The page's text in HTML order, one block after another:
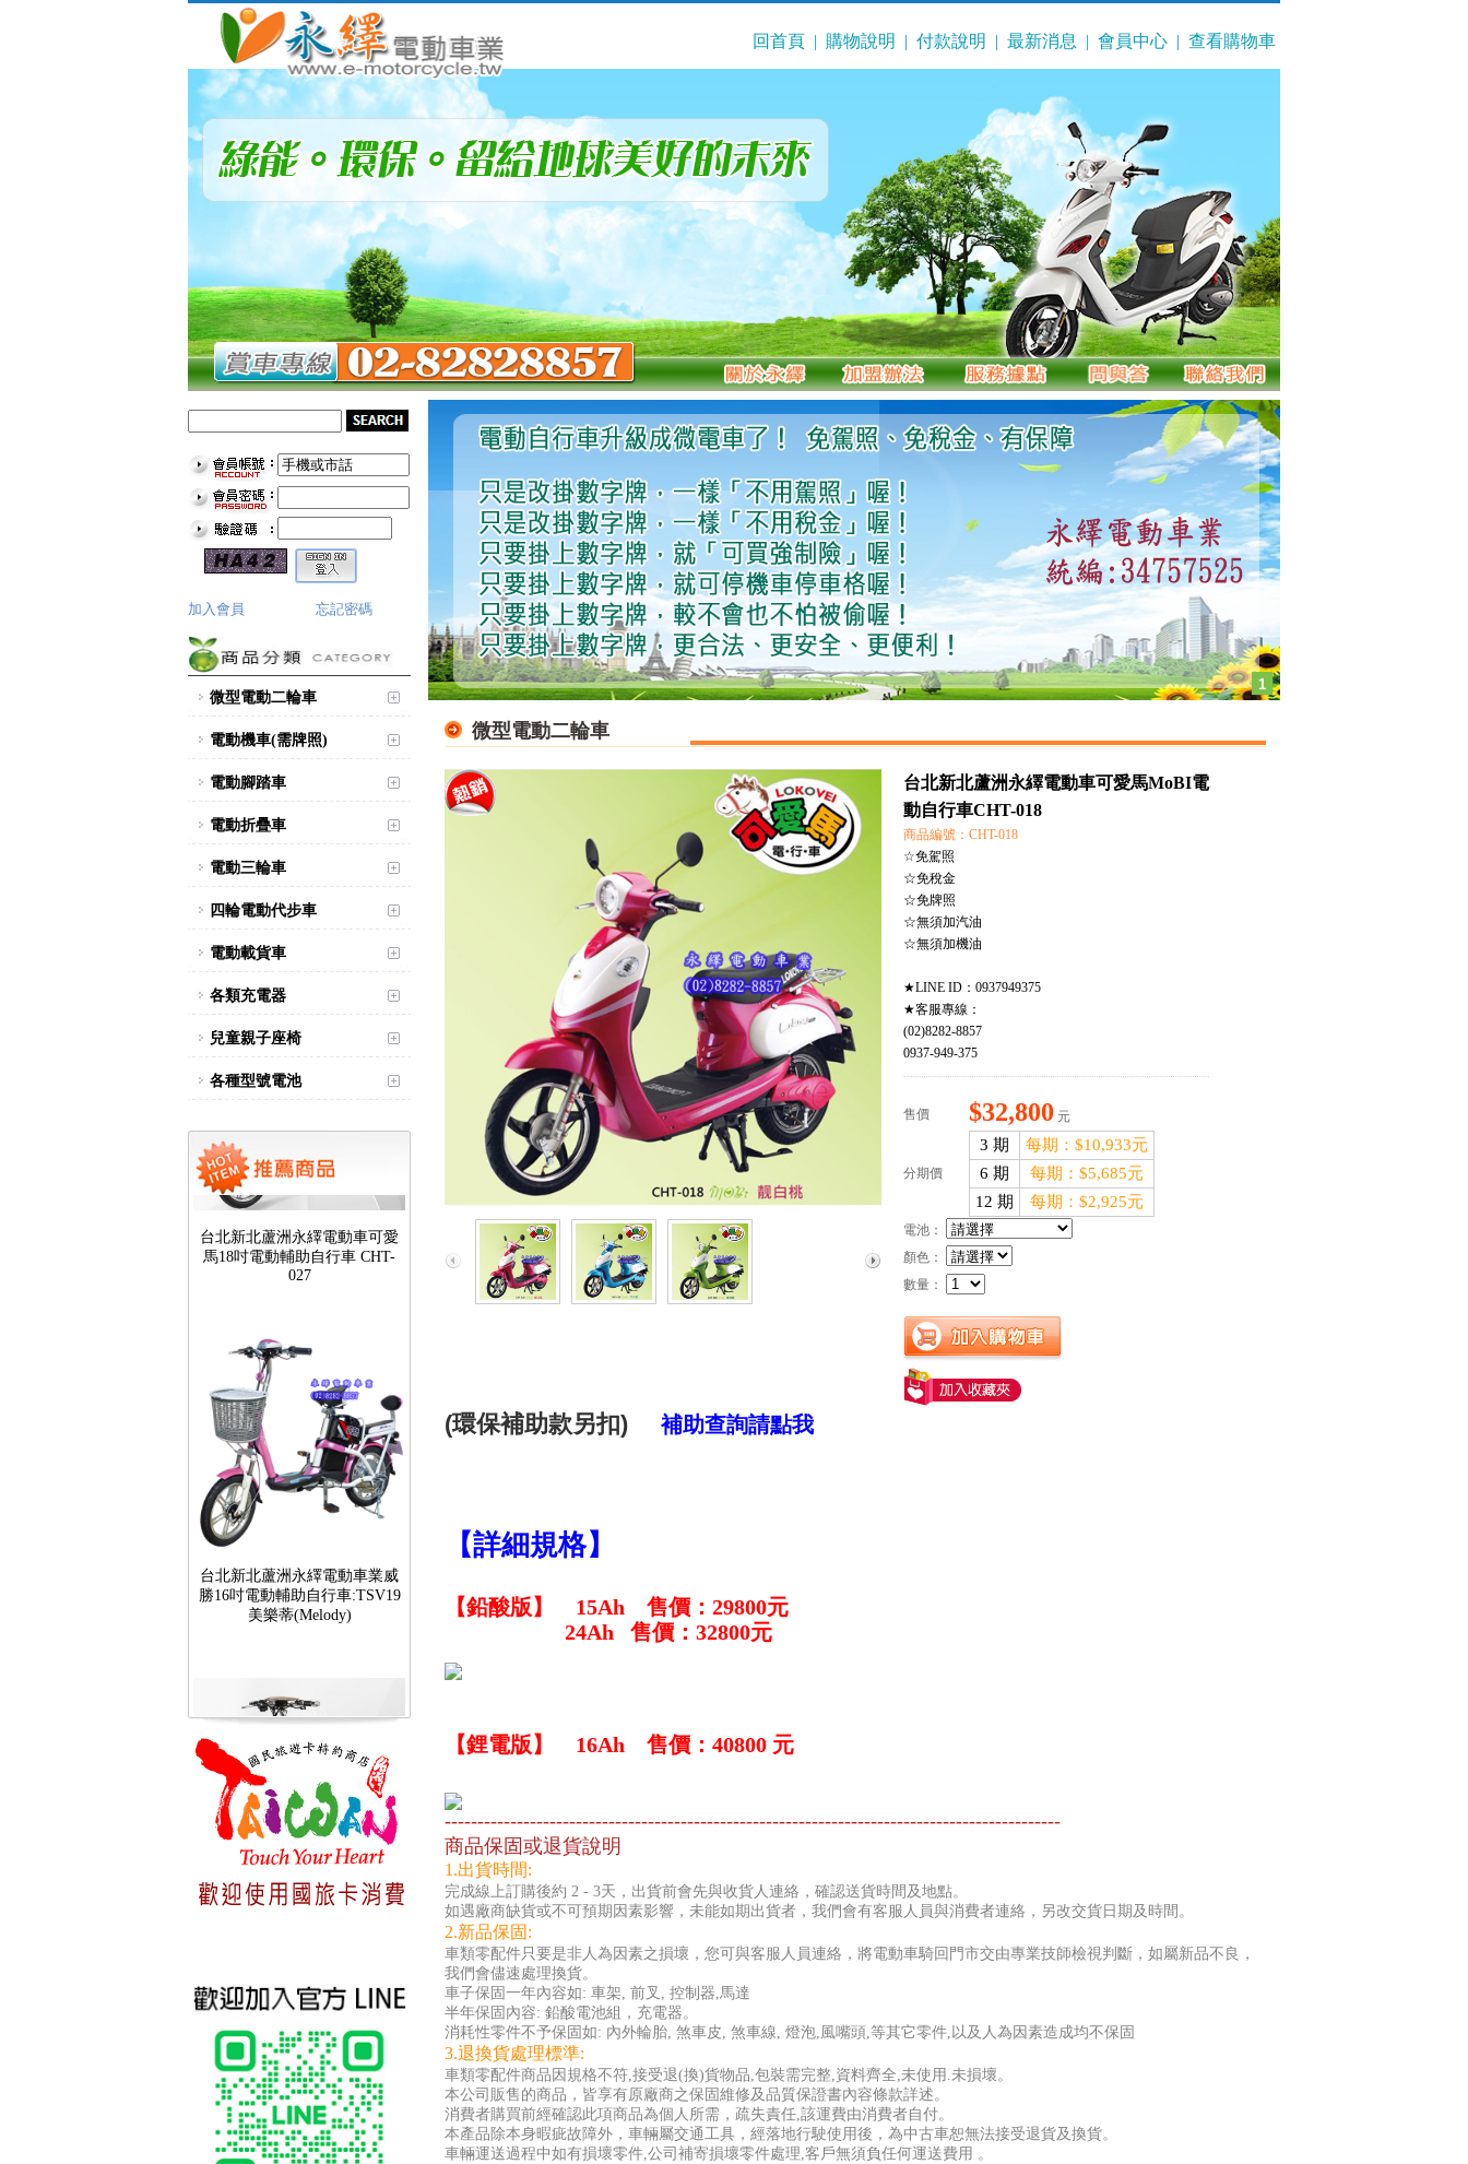
回首頁 | 購物說明 | 付款說明 | 最新消息 | 會員中心 | 查看購物車
加入會員 忘記密碼
微型電動二輪車
電動機車(需牌照)
電動腳踏車
電動折疊車
電動三輪車
四輪電動代步車
電動載貨車
各類充電器
兒童親子座椅
各種型號電池
台北新北蘆洲永繹電動車可愛
027
台北新北蘆洲永繹電動車業威
美樂蒂(Melody)
台北新北蘆洲永繹電動車可愛
027
1
微型電動二輪車
台北新北蘆洲永繹電動車可愛馬MoBI電
動自行車CHT-018
商品編號：CHT-018
☆免駕照
☆免稅金
☆免牌照
☆無須加汽油
☆無須加機油
★LINE ID：0937949375
★客服專線：
(02)8282-8857
0937-949-375
售價 $32,800 元
分期價
3 期
每期：$10,933元
6 期
每期：$5,685元
12 期
每期：$2,925元
電池：
顏色：
數量：
(環保補助款另扣)補助查詢請點我
【詳細規格】
【鉛酸版】 15Ah 售價 ： 29800元
24Ah 售價：32800元
【鋰電版】 16Ah 售價：40800 元
----------------------------------------------------------------------------------------------
商品保固或退貨說明
1.出貨時間:
完成線上訂購後約 2 - 3天，出貨前會先與收貨人連絡，確認送貨時間及地點。
如遇廠商缺貨或不可預期因素影響，未能如期出貨者，我們會有客服人員與消費者連絡，另改交貨日期及時間。
2.新品保固:
車類零配件只要是非人為因素之損壞，您可與客服人員連絡，將電動車騎回門市交由專業技師檢視判斷，如屬新品不良，
我們會儘速處理換貨。
車子保固一年內容如: 車架, 前叉, 控制器,馬達
半年保固內容: 鉛酸電池組，充電器。
消耗性零件不予保固如: 內外輪胎, 煞車皮, 煞車線, 燈泡,風嘴頭,等其它零件,以及人為因素造成均不保固
3.退換貨處理標準:
車類零配件商品因規格不符,接受退(換)貨物品,包裝需完整,資料齊全,未使用.未損壞。
本公司販售的商品，皆享有原廠商之保固維修及品質保證書內容條款詳述。
消費者購買前經確認此項商品為個人所需，疏失責任,該運費由消費者自付。
本產品除本身暇疵故障外，車輛屬交通工具，經落地行駛使用後，為中古車恕無法接受退貨及換貨。
車輛運送過程中如有損壞零件,公司補寄損壞零件處理,客戶無須負任何運送費用 。